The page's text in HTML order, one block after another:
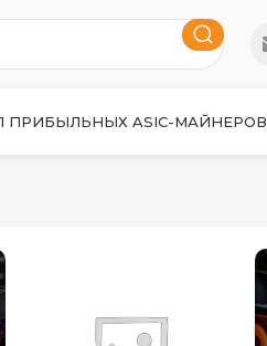
ПРИБЫЛЬНЫХ ASIC-МАЙНЕРОВ